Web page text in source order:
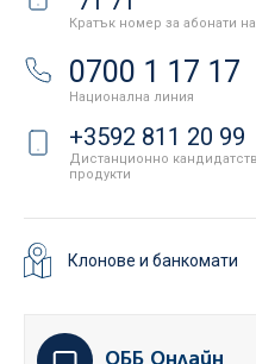
Кратък номер за абонати
0700 1 17 17
Национална линия
+3592 811 20 99
Дистанционно
продукти
Клонове и банкомати